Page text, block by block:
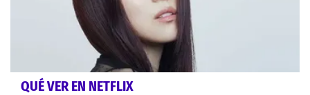
QUÉ VER EN NETFLIX